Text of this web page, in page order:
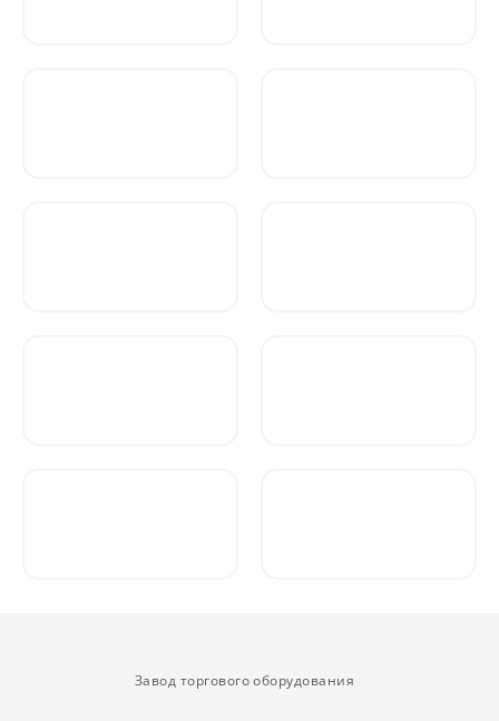
Завод торгового оборудования